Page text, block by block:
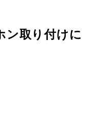
ン取り付けに